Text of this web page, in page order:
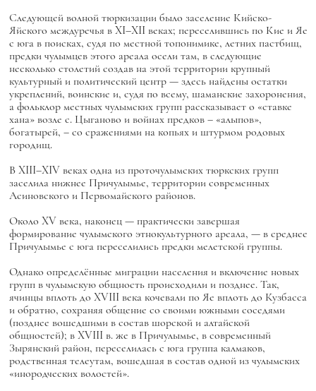
Следующей волной тюркизации было заселение Кийско-
Яйского междуречья в XI–XII веках; переселившись по Кие и Яе
с юга в поисках, судя по местной топонимике, летних пастбищ,
предки чулымцев этого ареала осели там, в следующие
несколько столетий создав на этой территории крупный
культурный и политический центр — здесь найдены остатки
укреплений, воинские и, судя по всему, шаманские захоронения,
а фольклор местных чулымских групп рассказывает о «ставке
хана» возле с. Цыганово и войнах предков – «алыпов»,
богатырей, – со сражениями на копьях и штурмом родовых
городищ.
В XIII–XIV веках одна из проточулымских тюркских групп
заселила нижнее Причулымье, территории современных
Асиновского и Первомайского районов.
Около XV века, наконец — практически завершая
формирование чулымского этнокультурного ареала, — в среднее
Причулымье с юга переселились предки мелетской группы.
Однако определённые миграции населения и включение новых
групп в чулымскую общность происходили и позднее. Так,
ячинцы вплоть до XVIII века кочевали по Яе вплоть до Кузбасса
и обратно, сохраняя общение со своими южными соседями
(позднее вошедшими в состав шорской и алтайской
общностей); в XVIII в. же в Причулымье, в современный
Зырянский район, переселилась с юга группа калмаков,
родственная телеутам, вошедшая в состав одной из чулымских
«инородческих волостей».